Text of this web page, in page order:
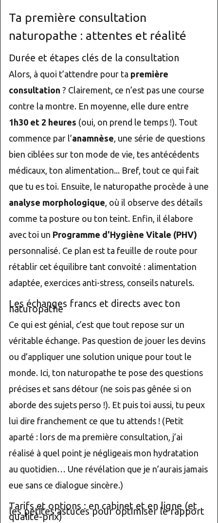
Ta première consultation
naturopathe : attentes et réalité
Durée et étapes clés de la consultation
Alors, à quoi t’attendre pour ta première
consultation ? Clairement, ce n’est pas une course
contre la montre. En moyenne, elle dure entre
1h30 et 2 heures (oui, on prend le temps !). Tout
commence par l’anamnèse , une série de questions
bien ciblées sur ton mode de vie, tes antécédents
médicaux, ton alimentation... Bref, tout ce qui fait
que tu es toi. Ensuite, le naturopathe procède à une
analyse morphologique , où il observe des détails
comme ta posture ou ton teint. Enfin, il élabore
avec toi un Programme d'Hygiène Vitale (PHV)
personnalisé. Ce plan est ta feuille de route pour
rétablir cet équilibre tant convoité : alimentation
adaptée, exercices anti-stress, conseils naturels.
Les échanges francs et directs avec ton
naturopathe
Ce qui est génial, c’est que tout repose sur un
véritable échange. Pas question de jouer les devins
ou d’appliquer une solution unique pour tout le
monde. Ici, ton naturopathe te pose des questions
précises et sans détour (ne sois pas gênée si on
aborde des sujets perso !). Et puis toi aussi, tu peux
lui dire franchement ce que tu attends ! (Petit
aparté : lors de ma première consultation, j’ai
réalisé à quel point je négligeais mon hydratation
au quotidien… Une révélation que je n’aurais jamais
eue sans ce dialogue sincère.)
Tarifs et options : en cabinet et en ligne (et
les petites astuces pour optimiser le rapport
qualité-prix)